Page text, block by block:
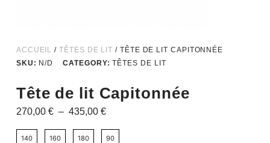
ACCUEIL /TÊTES DE LIT / TÊTE DE LIT CAPITONNÉE
SKU: N/D CATEGORY: TÊTES DE LIT
Tête de lit Capitonnée
270,00 € – 435,00 €
140 160 180 90